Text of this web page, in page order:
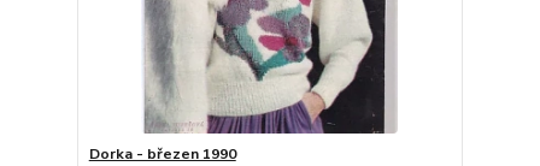
Dorka - březen 1990